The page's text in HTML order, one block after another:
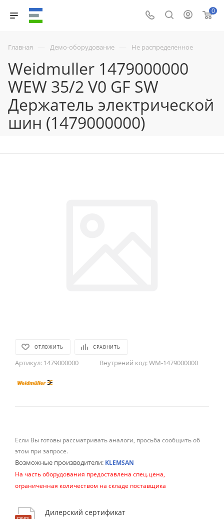
0
Главная — Демо-оборудование — Не распределенное
Weidmuller 1479000000
WEW 35/2 V0 GF SW
Держатель электрической
шин (1479000000)
ОТЛОЖИТЬ СРАВНИТЬ
Артикул: 1479000000 Внутрений код:WM-1479000000
Если Вы готовы рассматривать аналоги, просьба сообщить об
этом при запросе.
Возможные производители: KLEMSAN
На часть оборудования предоставлена спец.цена,
ограниченная количеством на складе поставщика
Дилерский сертификат